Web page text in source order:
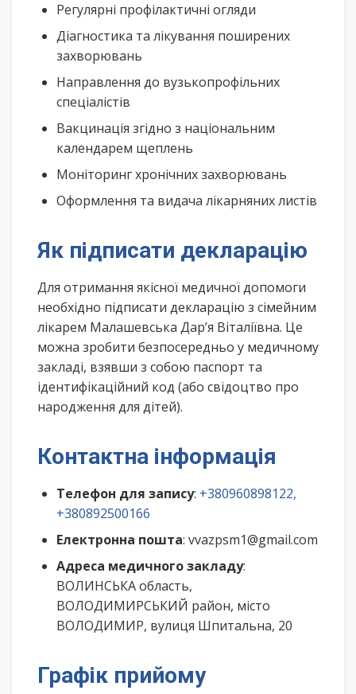
Регулярні профілактичні огляди
Діагностика та лікування поширених
захворювань
Направлення до вузькопрофільних
спеціалістів
Вакцинація згідно з національним
календарем щеплень
Моніторинг хронічних захворювань
Оформлення та видача лікарняних листів
Як підписати декларацію
Для отримання якісної медичної допомоги
необхідно підписати декларацію з сімейним
лікарем Малашевська Дар’я Віталіївна. Це
можна зробити безпосередньо у медичному
закладі, взявши з собою паспорт та
ідентифікаційний код (або свідоцтво про
народження для дітей).
Контактна інформація
Телефон для запису: +380960898122,
+380892500166
Електронна пошта: vvazpsm1@gmail.com
Адреса медичного закладу:
ВОЛИНСЬКА область,
ВОЛОДИМИРСЬКИЙ район, місто
ВОЛОДИМИР, вулиця Шпитальна, 20
Графік прийому